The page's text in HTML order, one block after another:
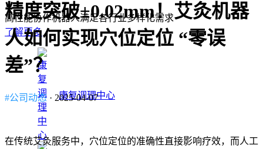
高性能协作机器人满足各行业多样化需求
了解更多
康复调理中心
精度突破±0.02mm！艾灸机器
人如何实现穴位定位 “零误
差”？
#公司动态 · 2025-04-07
在传统艾灸服务中，穴位定位的准确性直接影响疗效，而人工